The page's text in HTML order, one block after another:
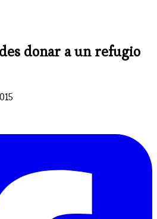
donar a un refugio